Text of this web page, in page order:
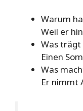
Warum
Weil er
Was trägt
Einen
Was
Er nimmt